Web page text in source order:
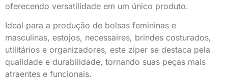
oferecendo versatilidade em um único produto.
Ideal para a produção de bolsas femininas e
masculinas, estojos, necessaires, brindes costurados,
utilitários e organizadores, este zíper se destaca pela
qualidade e durabilidade, tornando suas peças mais
atraentes e funcionais.